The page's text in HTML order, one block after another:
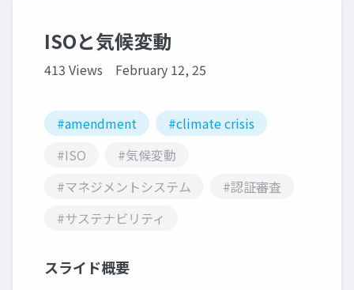
ISOと気候変動
413 Views February 12, 25
#amendment
#climate crisis
#ISO
#気候変動
#マネジメントシステム
#認証審査
#サステナビリティ
スライド概要